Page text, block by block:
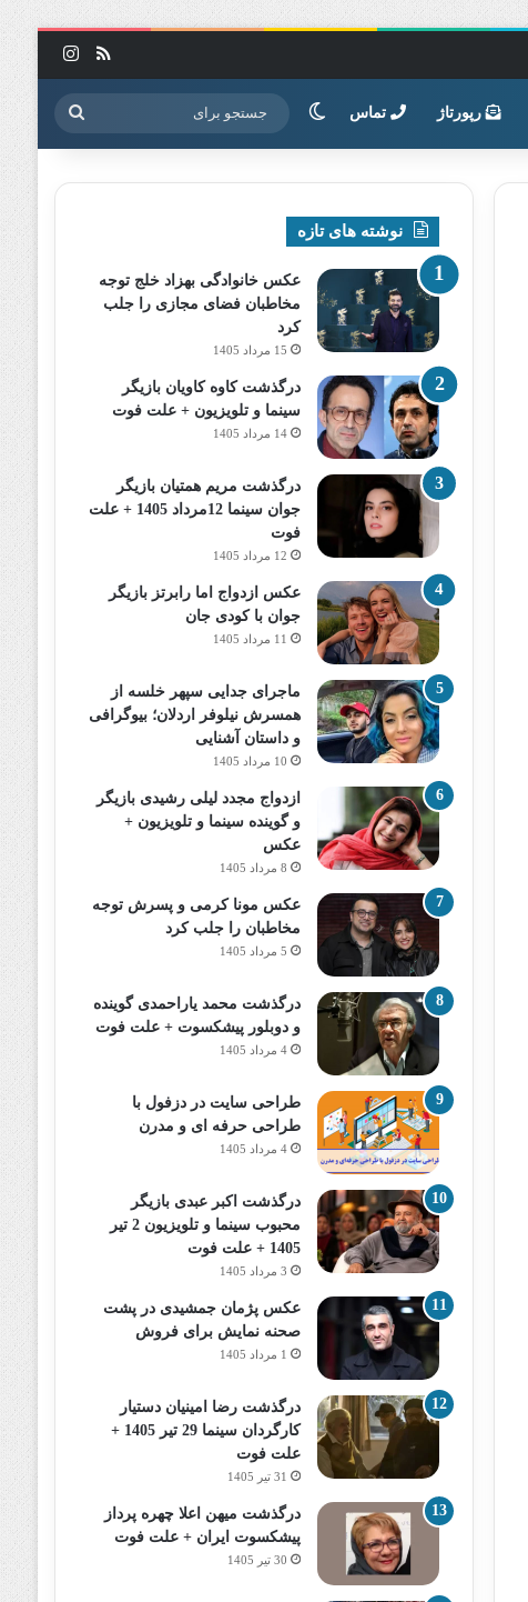
خوراک
رپورتاژ تماس تغییر پوسته جستجو
برای
نوشته های تازه
عکس خانوادگی بهزاد خلج توجه
مخاطبان فضای مجازی را جلب
کرد
15 مرداد 1405
درگذشت کاوه کاویان بازیگر
سینما و تلویزیون + علت فوت
14 مرداد 1405
درگذشت مریم همتیان بازیگر
جوان سینما 12مرداد 1405 + علت
فوت
12 مرداد 1405
عکس ازدواج اما رابرتز بازیگر
جوان با کودی جان
11 مرداد 1405
ماجرای جدایی سپهر خلسه از
همسرش نیلوفر اردلان؛ بیوگرافی
و داستان آشنایی
10 مرداد 1405
ازدواج مجدد لیلی رشیدی بازیگر
و گوینده سینما و تلویزیون +
عکس
8 مرداد 1405
عکس مونا کرمی و پسرش توجه
مخاطبان را جلب کرد
5 مرداد 1405
درگذشت محمد یاراحمدی گوینده
و دوبلور پیشکسوت + علت فوت
4 مرداد 1405
طراحی سایت در دزفول با
طراحی حرفه‌ ای و مدرن
4 مرداد 1405
درگذشت اکبر عبدی بازیگر
محبوب سینما و تلویزیون 2 تیر
1405 + علت فوت
3 مرداد 1405
عکس پژمان جمشیدی در پشت
صحنه نمایش برای فروش
1 مرداد 1405
درگذشت رضا امینیان دستیار
کارگردان سینما 29 تیر 1405 +
علت فوت
31 تیر 1405
درگذشت میهن اعلا چهره پرداز
پیشکسوت ایران + علت فوت
30 تیر 1405